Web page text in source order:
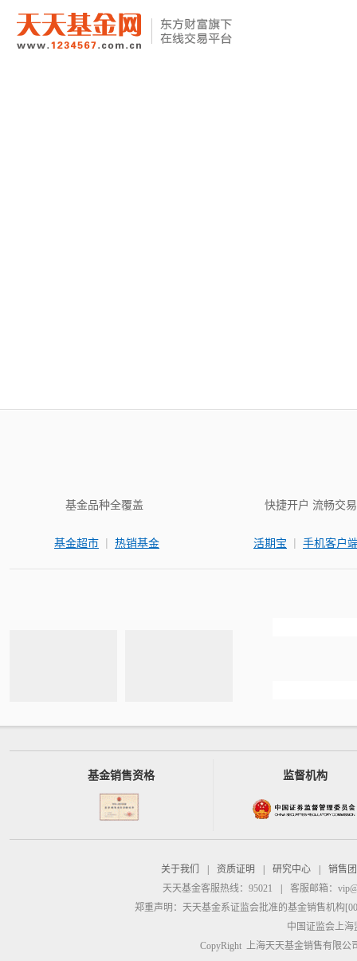
基金品种全覆盖
基金超市 | 热销基金
快捷开户 流畅交易
活期宝 | 手机客户
基金销售资格 监督机构
关于我们 资质证明 研究中心
销售
天天基金客服热线：95021
客服邮箱：
郑重声明： 天天基金系证监会批准的基金销售机构
中国证监会上
CopyRight 上海天天基金销售有限